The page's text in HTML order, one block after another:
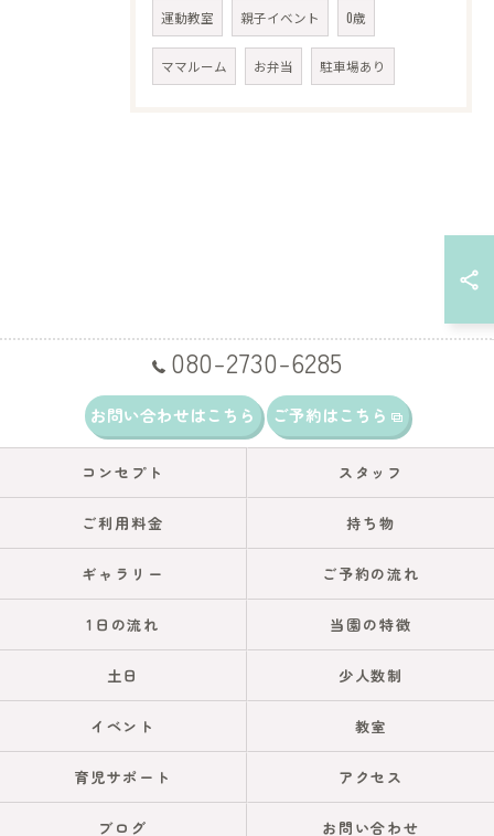
運動教室 親子イベント 0歳
ママルーム お弁当 駐車場あり
080-2730-6285
お問い合わせはこちら ご予約はこちら
コンセプト スタッフ
ご利用料金 持ち物
ギャラリー ご予約の流れ
1日の流れ 当園の特徴
土日 少人数制
イベント 教室
育児サポート アクセス
ブログ お問い合わせ